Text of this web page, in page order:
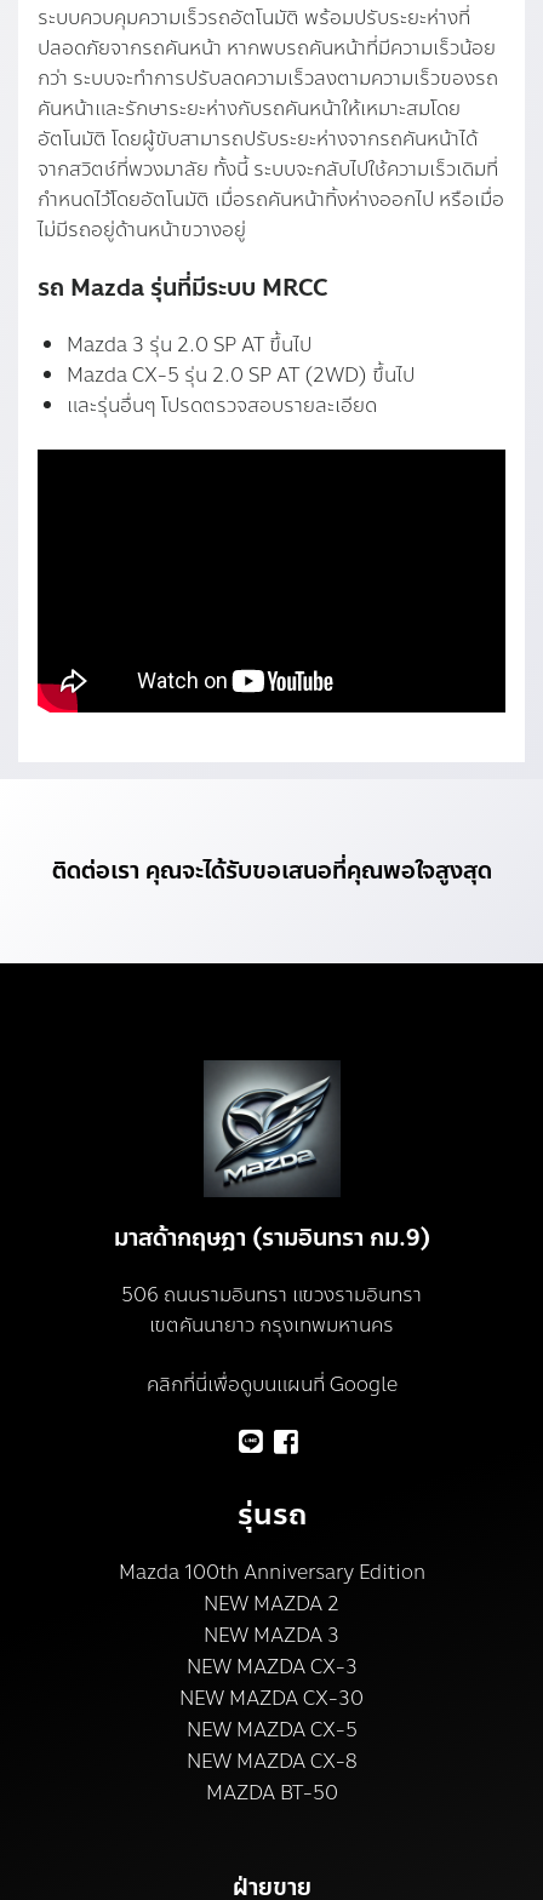
ระบบควบคุมความเร็วรถอัตโนมัติ พร้อมปรับระยะห่างที่
ปลอดภัยจากรถคันหน้า หากพบรถคันหน้าที่มีความเร็วน้อย
กว่า ระบบจะทําการปรับลดความเร็วลงตามความเร็วของรถ
คันหน้าและรักษาระยะห่างกับรถคันหน้าให้เหมาะสมโดย
อัตโนมัติ โดยผู้ขับสามารถปรับระยะห่างจากรถคันหน้าได้
จากสวิตช์ที่พวงมาลัย ทั้งนี้ ระบบจะกลับไปใช้ความเร็วเดิมที่
กําหนดไว้โดยอัตโนมัติ เมื่อรถคันหน้าทิ้งห่างออกไป หรือเมื่อ
ไม่มีรถอยู่ด้านหน้าขวางอยู่
รถ Mazda รุ่นที่มีระบบ MRCC
Mazda 3 รุ่น 2.0 SP AT ขึ้นไป
Mazda CX-5 รุ่น 2.0 SP AT (2WD) ขึ้นไป
และรุ่นอื่นๆ โปรดตรวจสอบรายละเอียด
ติดต่อเรา คุณจะได้รับขอเสนอที่คุณพอใจสูงสุด
มาสด้ากฤษฎา (รามอินทรา กม.9)
506 ถนนรามอินทรา แขวงรามอินทรา
เขตคันนายาว กรุงเทพมหานคร
คลิกที่นี่เพื่อดูบนแผนที่ Google
รุ่นรถ
Mazda 100th Anniversary Edition
NEW MAZDA 2
NEW MAZDA 3
NEW MAZDA CX-3
NEW MAZDA CX-30
NEW MAZDA CX-5
NEW MAZDA CX-8
MAZDA BT-50
ฝ่ายขาย